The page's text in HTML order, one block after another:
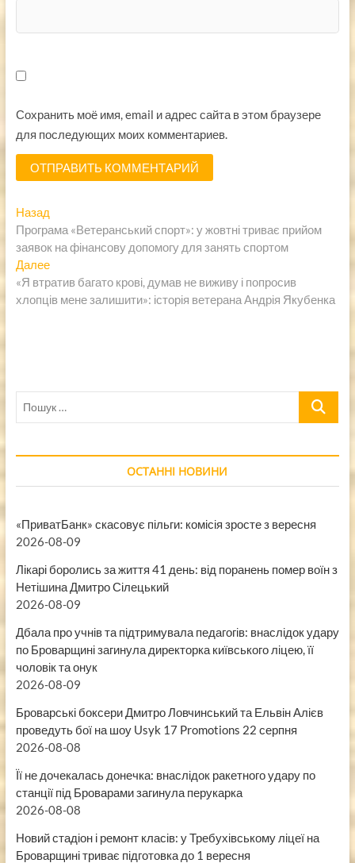
Сохранить моё имя, email и адрес сайта в этом браузере
для последующих моих комментариев.
Навигация
по
записям
НазадПредыдущая
запись:
Програма «Ветеранський спорт»: у жовтні триває прийом
заявок на фінансову допомогу для занять спортом
ДалееСледующая
запись:
«Я втратив багато крові, думав не виживу і попросив
хлопців мене залишити»: історія ветерана Андрія Якубенка
Пошук
ОСТАННІ НОВИНИ
«ПриватБанк» скасовує пільги: комісія зросте з вересня
2026-08-09
Лікарі боролись за життя 41 день: від поранень помер воїн з
Нетішина Дмитро Сілецький
2026-08-09
Дбала про учнів та підтримувала педагогів: внаслідок удару
по Броварщині загинула директорка київського ліцею, її
чоловік та онук
2026-08-09
Броварські боксери Дмитро Ловчинський та Ельвін Алієв
проведуть бої на шоу Usyk 17 Promotions 22 серпня
2026-08-08
Її не дочекалась донечка: внаслідок ракетного удару по
станції під Броварами загинула перукарка
2026-08-08
Новий стадіон і ремонт класів: у Требухівському ліцеї на
Броварщині триває підготовка до 1 вересня